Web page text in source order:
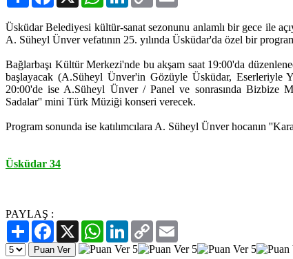
Üsküdar Belediyesi kültür-sanat sezonunu anlamlı bir gece ile
A. Süheyl Ünver vefatının 25. yılında Üsküdar'da özel bir
Bağlarbaşı Kültür Merkezi'nde bu akşam saat 19:00'da
başlayacak (A.Süheyl Ünver'in Gözüyle Üsküdar, Eserleriyle
20:00'de ise A.Süheyl Ünver / Panel ve sonrasında Bizbize
Sadalar'' mini Türk Müziği konseri verecek.
Program sonunda ise katılımcılara A. Süheyl Ünver hocanın
Üsküdar 34
PAYLAŞ :
PaylaşFacebook
X WhatsAppLinkedIn
Copy
Link